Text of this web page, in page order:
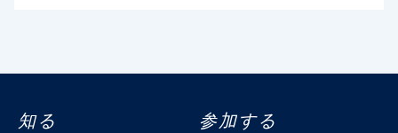
知る 参加する